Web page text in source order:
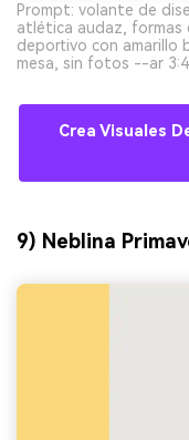
Prompt: volante de
atlética audaz, formas
deportivo con amarillo
mesa, sin fotos --ar 3:4
Crea Visuales
9) Neblina